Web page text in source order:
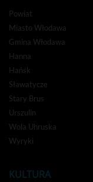
Powiat
Miasto Włodawa
Gmina Włodawa
Hanna
Hańsk
Sławatycze
Stary Brus
Urszulin
Wola Uhruska
Wyryki
KULTURA